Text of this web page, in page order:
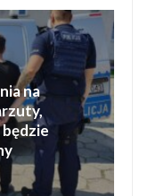
na